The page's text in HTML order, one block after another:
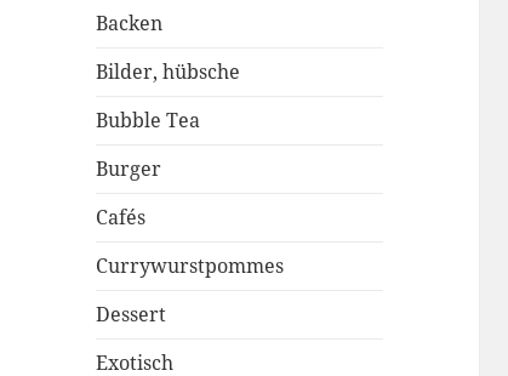
Backen
Bilder, hübsche
Bubble Tea
Burger
Cafés
Currywurstpommes
Dessert
Exotisch